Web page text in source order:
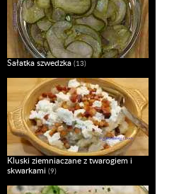
Sałatka szwedzka (13)
Kluski ziemniaczane z twarogiem i
skwarkami (9)